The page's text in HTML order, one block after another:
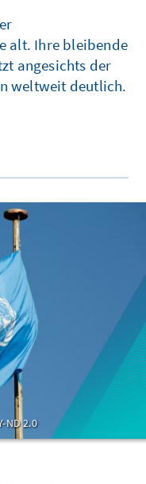
alt. Ihre bleibende
angesichts der
weltweit deutlich.
ND 2.0